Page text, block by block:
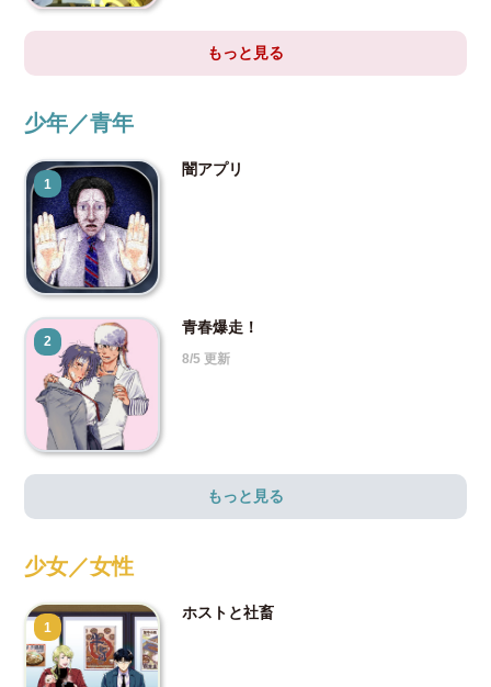
もっと見る
少年／青年
1
闇アプリ
2
青春爆走！
8/5 更新
もっと見る
少女／女性
1
ホストと社畜